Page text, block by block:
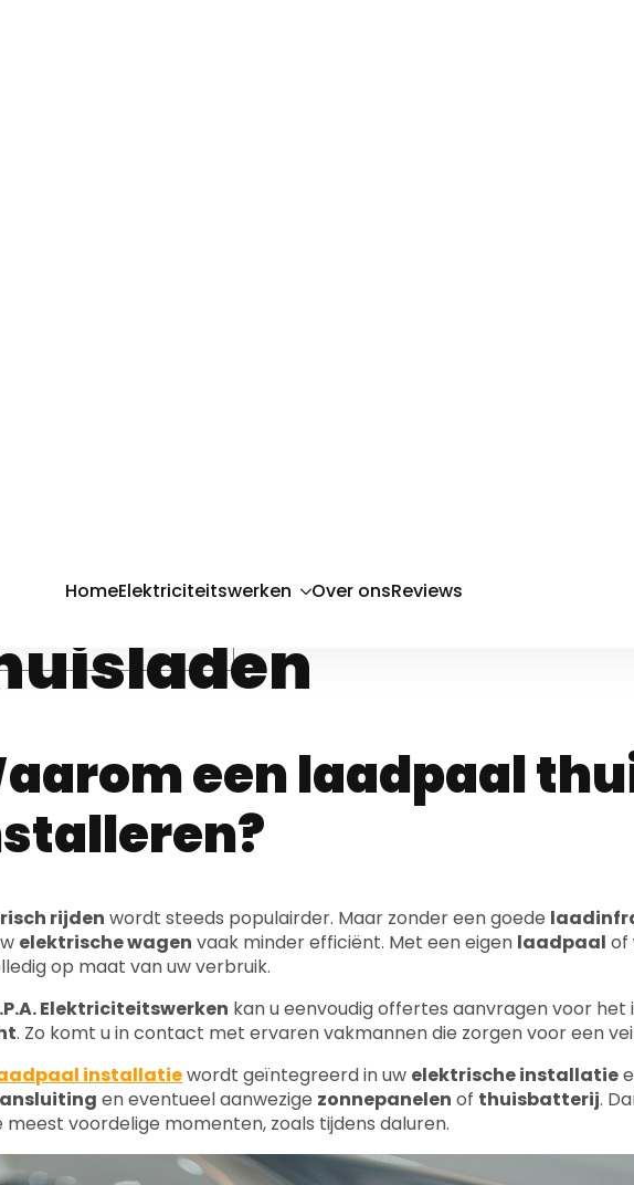
offertes
een laadpaal
rijden wordt steeds populairder. Maar zonder een goede
elektrische wagen vaak minder efficiënt. Met een eigen laadpaal of
op maat van uw verbruik.
Elektriciteitswerken kan u eenvoudig offertes aanvragen voor het
. Zo komt u in contact met ervaren vakmannen die zorgen voor een
installatiewordt geïntegreerd in uw elektrische installatie
en eventueel aanwezige zonnepanelen of thuisbatterij.
meest voordelige momenten, zoals tijdens daluren.